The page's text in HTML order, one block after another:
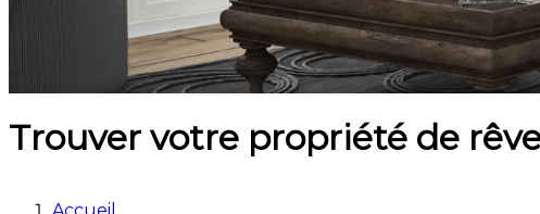
Trouver votre propriété de